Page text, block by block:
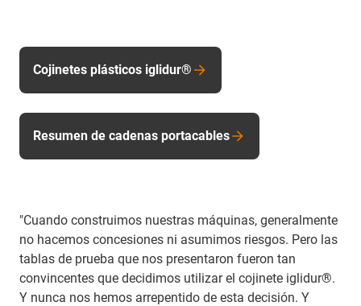
Cojinetes plásticos iglidur®
Resumen de cadenas portacables
"Cuando construimos nuestras máquinas, generalmente
no hacemos concesiones ni asumimos riesgos. Pero las
tablas de prueba que nos presentaron fueron tan
convincentes que decidimos utilizar el cojinete iglidur®.
Y nunca nos hemos arrepentido de esta decisión. Y